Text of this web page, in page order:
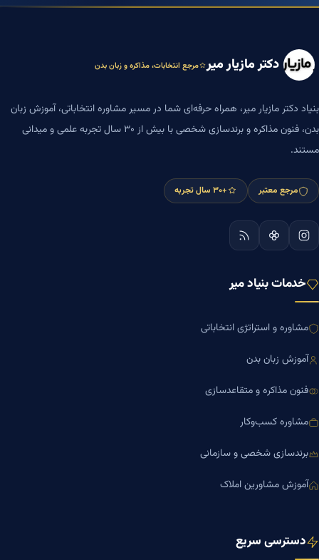
دکتر مازیار میر مرجع انتخابات، مذاکره و زبان بدن
بنیاد دکتر مازیار میر، همراه حرفه‌ای شما در مسیر مشاوره انتخاباتی، آموزش زبان
بدن، فنون مذاکره و برندسازی شخصی با بیش از ۳۰ سال تجربه علمی و میدانی
مستند.
مرجع معتبر +۳۰ سال تجربه
خدمات بنیاد میر
مشاوره و استراتژی انتخاباتی
آموزش زبان بدن
فنون مذاکره و متقاعدسازی
مشاوره کسب‌وکار
برندسازی شخصی و سازمانی
آموزش مشاورین املاک
دسترسی سریع